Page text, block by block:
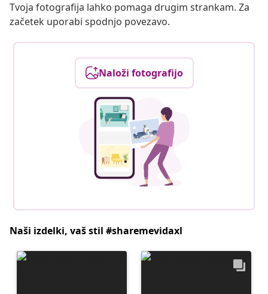
Tvoja fotografija lahko pomaga drugim strankam. Za
začetek uporabi spodnjo povezavo.
Naloži fotografijo
Naši izdelki, vaš stil #sharemevidaxl